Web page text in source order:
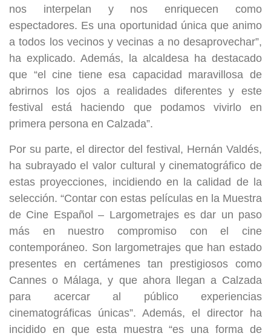
nos interpelan y nos enriquecen como
espectadores. Es una oportunidad única que animo
a todos los vecinos y vecinas a no desaprovechar”,
ha explicado. Además, la alcaldesa ha destacado
que “el cine tiene esa capacidad maravillosa de
abrirnos los ojos a realidades diferentes y este
festival está haciendo que podamos vivirlo en
primera persona en Calzada”.
Por su parte, el director del festival, Hernán Valdés,
ha subrayado el valor cultural y cinematográfico de
estas proyecciones, incidiendo en la calidad de la
selección. “Contar con estas películas en la Muestra
de Cine Español – Largometrajes es dar un paso
más en nuestro compromiso con el cine
contemporáneo. Son largometrajes que han estado
presentes en certámenes tan prestigiosos como
Cannes o Málaga, y que ahora llegan a Calzada
para acercar al público experiencias
cinematográficas únicas”. Además, el director ha
incidido en que esta muestra “es una forma de